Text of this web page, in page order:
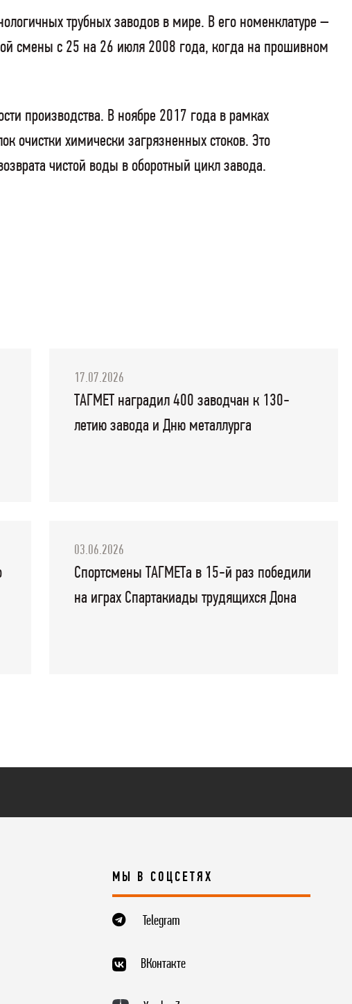
трубных заводов в мире. В его номенклатуре –
смены с 25 на 26 июля 2008 года, когда на прошивном
производства. В ноябре 2017 года в рамках
очистки химически загрязненных стоков. Это
чистой воды в оборотный цикл завода.
17.07.2026
ТАГМЕТ наградил 400 заводчан к 130-
летию завода и Дню металлурга
03.06.2026
Спортсмены ТАГМЕТа в 15-й раз победили
на играх Спартакиады трудящихся Дона
МЫ В СОЦСЕТЯХ
Telegram
ВКонтакте